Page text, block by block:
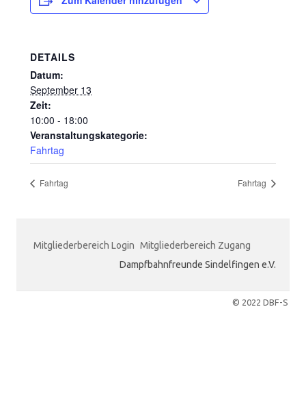
DETAILS
Datum:
September 13
Zeit:
10:00 - 18:00
Veranstaltungskategorie:
Fahrtag
Fahrtag Fahrtag
Mitgliederbereich Login Mitgliederbereich Zugang
Dampfbahnfreunde Sindelfingen e.V.
© 2022 DBF-S